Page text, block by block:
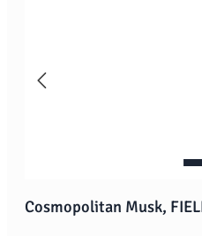
Cosmopolitan Musk,